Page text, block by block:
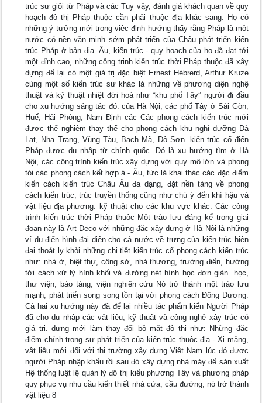
trúc sư giỏi từ Pháp và các Tuy vậy, đánh giá khách quan về quy
hoạch đô thị Pháp thuộc cần phải thuộc địa khác sang. Họ có
những ý tưởng mới trong việc định hướng thấy rằng Pháp là một
nước có nền văn minh sớm phát triển của Châu phát triển kiến
trúc Pháp ở bản địa. Âu, kiến trúc - quy hoạch của họ đã đạt tới
một đỉnh cao, những công trinh kiến trúc thời Pháp thuộc đã xây
dựng để lại có một giá trị đặc biệt Ernest Hébrerd, Arthur Kruze
cùng một số kiến trúc sư khác là những về phương diện nghệ
thuật và kỹ thuật nhiệt đới hoá như “khu phố Tây” người đi đầu
cho xu hướng sáng tác đó. của Hà Nội, các phố Tây ở Sài Gòn,
Huế, Hải Phòng, Nam Định các Các phong cách kiến trúc mới
được thể nghiệm thay thế cho phong cách khu nghỉ dưỡng Đà
Lạt, Nha Trang, Vũng Tàu, Bạch Mã, Đồ Sơn. kiến trúc cổ điển
Pháp được du nhập từ chính quốc. Đó là xu hướng tìm ở Hà
Nội, các công trình kiến trúc xây dựng với quy mô lớn và phong
tòi các phong cách kết hợp á - Âu, tức là khai thác các đặc điểm
kiến cách kiến trúc Châu Âu đa dạng, đặt nền tảng về phong
cách kiến trúc, trúc truyền thống cũng như chú ý đến khí hậu và
vật liệu địa phương. kỹ thuật cho các khu vực khác. Các công
trình kiến trúc thời Pháp thuộc Một trào lưu đáng kể trong giai
đoạn này là Art Deco với những đặc xây dựng ở Hà Nội là những
ví dụ điển hình đại diện cho cả nước về trưng của kiến trúc hiện
đại thoát ly khỏi những chi tiết kiến trúc cổ phong cách kiến trúc
như: nhà ở, biệt thự, công sở, nhà thương, trường điển, hướng
tới cách xử lý hình khối và đường nét hình học đơn giản. học,
thư viện, bảo tàng, viện nghiên cứu Nó trở thành một trào lưu
mạnh, phát triển song song tồn tại với phong cách Đông Dương.
Cả hai xu hướng này đã để lại nhiều tác phẩm kiến Người Pháp
đã cho du nhập các vật liệu, kỹ thuật và công nghệ xây trúc có
giá trị. dựng mới làm thay đổi bộ mặt đô thị như: Những đặc
điểm chính trong sự phát triển của kiến trúc thuộc địa - Xi măng,
vật liệu mới đối với thị trường xây dựng Việt Nam lúc đó được
người Pháp nhập khẩu rồi sau đó xây dựng nhà máy để sản xuất
Hệ thống luật lệ quản lý đô thị kiểu phương Tây và phương pháp
quy phục vụ nhu cầu kiến thiết nhà cửa, cầu đường, nó trở thành
vật liệu 8